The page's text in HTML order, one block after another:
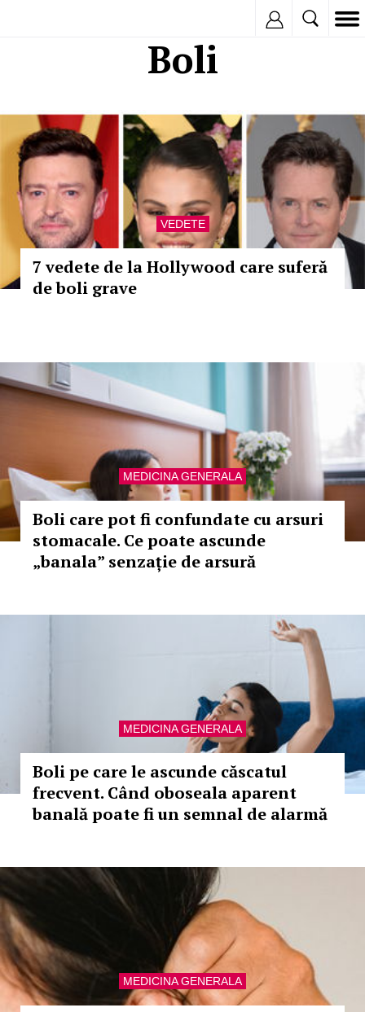
Boli
VEDETE
7 vedete de la Hollywood care suferă
de boli grave
MEDICINA GENERALA
Boli care pot fi confundate cu arsuri
stomacale. Ce poate ascunde
„banala” senzație de arsură
MEDICINA GENERALA
Boli pe care le ascunde căscatul
frecvent. Când oboseala aparent
banală poate fi un semnal de alarmă
MEDICINA GENERALA